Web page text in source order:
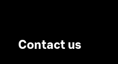
Contact us